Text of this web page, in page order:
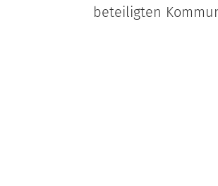
beteiligten